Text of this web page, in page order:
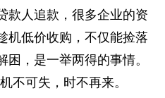
款人追款，很多企业的资
机低价收购，不仅能捡落
，是一举两得的事情。
不可失，时不再来。